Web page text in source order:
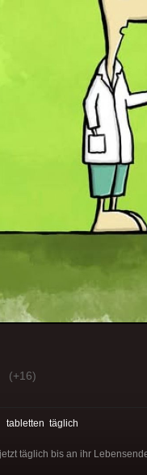
(+16)
tabletten täglich
täglich bis an ihr